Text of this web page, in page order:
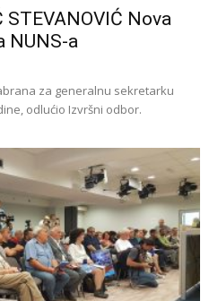
Nova
NUNS-a
za generalnu sekretarku
odlućio Izvršni odbor.